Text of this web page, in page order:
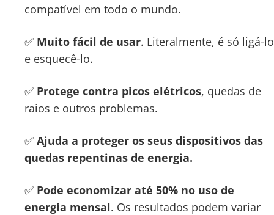
compatível em todo o mundo.
✅ Muito fácil de usar. Literalmente, é só ligá-lo
e esquecê-lo.
✅ Protege contra picos elétricos, quedas de
raios e outros problemas.
✅ Ajuda a proteger os seus dispositivos das
quedas repentinas de energia.
✅ Pode economizar até 50% no uso de
energia mensal. Os resultados podem variar